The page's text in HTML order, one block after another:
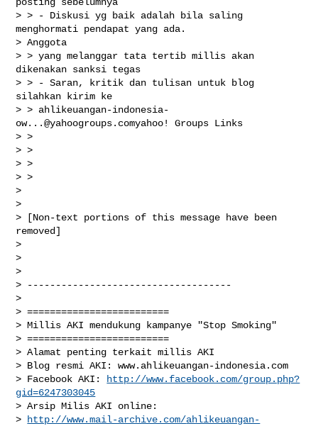
> > - Diskusi yg baik adalah bila saling
menghormati pendapat yang ada.
> Anggota
> > yang melanggar tata tertib millis akan
dikenakan sanksi tegas
> > - Saran, kritik dan tulisan untuk blog
silahkan kirim ke
> > ahlikeuangan-indonesia-
ow...@yahoogroups.comyahoo! Groups Links
> >
> >
> >
> >
>
>
> [Non-text portions of this message have been
removed]
>
>
>
> ------------------------------------
>
> =========================
> Millis AKI mendukung kampanye "Stop Smoking"
> =========================
> Alamat penting terkait millis AKI
> Blog resmi AKI: www.ahlikeuangan-indonesia.com
> Facebook AKI:
http://www.facebook.com/group.php?
gid=6247303045
> Arsip Milis AKI online:
>
http://www.mail-archive.com/ahlikeuangan-